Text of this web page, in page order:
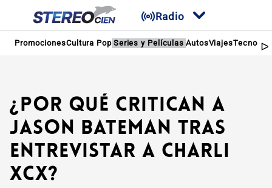
Radio
PromocionesCultura Pop Series y Películas AutosViajes
¿Por qué critican a
Jason Bateman tras
entrevistar a Charli
XCX?